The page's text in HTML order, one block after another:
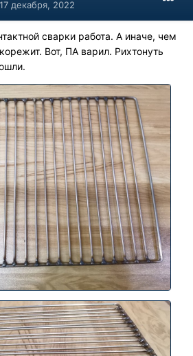
17 декабря, 2022
сварки работа. А иначе, чем
Вот, ПА варил. Рихтонуть